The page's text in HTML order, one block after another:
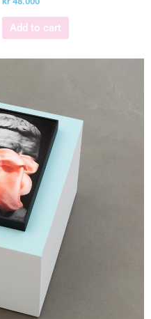
Add to cart